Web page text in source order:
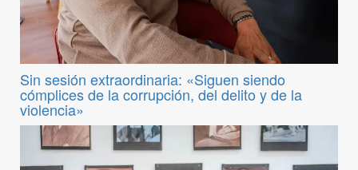
Sin sesión extraordinaria: «Siguen siendo
cómplices de la corrupción, del delito y de la
violencia»